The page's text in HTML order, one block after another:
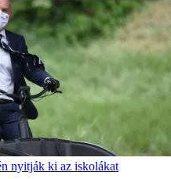
nyitják ki az iskolákat